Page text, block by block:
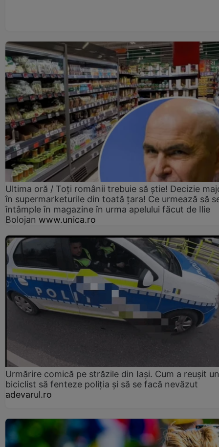
Ultima oră / Toți românii trebuie să știe! Decizie
în supermarketurile din toată țara! Ce urmează să
întâmple în magazine în urma apelului făcut de Ilie
Bolojan www.unica.ro
Urmărire comică pe străzile din Iași. Cum a reușit un
biciclist să fenteze poliția și să se facă nevăzut
adevarul.ro